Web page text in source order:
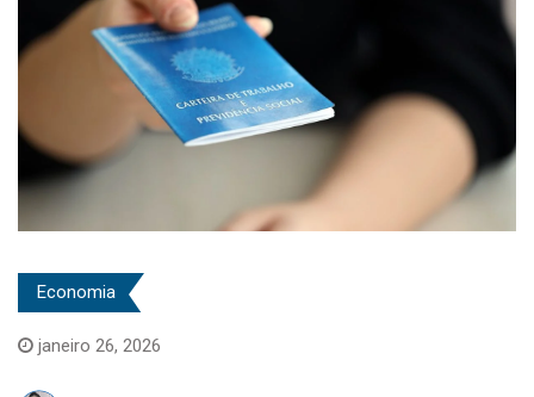
Economia
janeiro 26, 2026